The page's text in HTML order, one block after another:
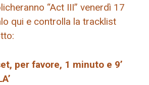
“Act III” venerdì 17
qui e controlla la tracklist
per favore, 1 minuto e 9’